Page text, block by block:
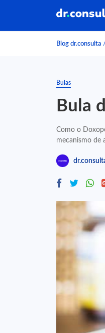
Blog dr.consulta /
Bulas
Bula
Como o
mecanismo de